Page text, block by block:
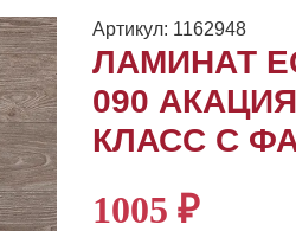
Артикул: 1162948
ЛАМИНАТ
090
КЛАСС С
1005 ₽